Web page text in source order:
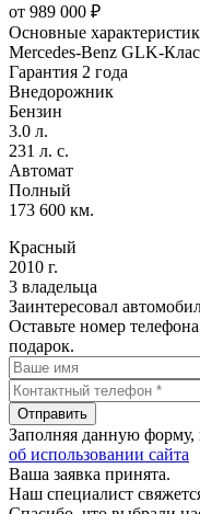
от 989 000 ₽
Основные
Mercedes-Benz GLK-
Гарантия 2 года
Внедорожник
Бензин
3.0 л.
231 л. с.
Автомат
Полный
173 600 км.
Красный
2010 г.
3 владельца
Заинтересовал
Оставьте номер
подарок.
Отправить
Заполняя данную
об использовании сайта
Ваша заявка принята.
Наш специалист